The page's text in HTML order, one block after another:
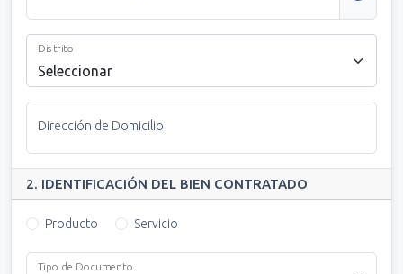
Seleccionar
Distrito
Dirección de Domicilio
2. IDENTIFICACIÓN DEL BIEN CONTRATADO
Producto Servicio
Tipo de Documento